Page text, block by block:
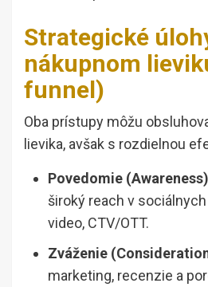
Strategické
nákupnom
funnel)
Oba prístupy môžu
lievika, avšak s rozdielnou
Povedomie
široký reach v
video, CTV/OTT.
Zváženie
marketing, recenzie a